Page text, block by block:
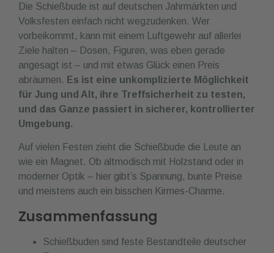
Die Schießbude ist auf deutschen Jahrmärkten und
Volksfesten einfach nicht wegzudenken. Wer
vorbeikommt, kann mit einem Luftgewehr auf allerlei
Ziele halten – Dosen, Figuren, was eben gerade
angesagt ist – und mit etwas Glück einen Preis
abräumen. Es ist eine unkomplizierte Möglichkeit
für Jung und Alt, ihre Treffsicherheit zu testen,
und das Ganze passiert in sicherer, kontrollierter
Umgebung.
Auf vielen Festen zieht die Schießbude die Leute an
wie ein Magnet. Ob altmodisch mit Holzstand oder in
moderner Optik – hier gibt’s Spannung, bunte Preise
und meistens auch ein bisschen Kirmes-Charme.
Zusammenfassung
Schießbuden sind feste Bestandteile deutscher